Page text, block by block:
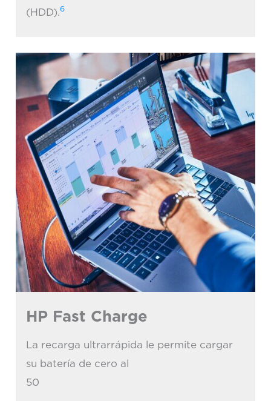
(HDD).6
HP Fast Charge
La recarga ultrarrápida le permite cargar
su batería de cero al
50